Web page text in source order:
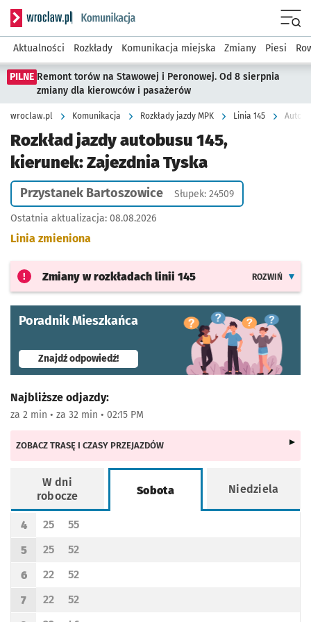
Serwis informacyjny wroclaw.pl podserwis: Komunikacja
Aktualności Rozkłady Komunikacja miejska Zmiany Piesi
PILNE Remont torów na Stawowej i Peronowej. Od 8 sierpnia
zmiany dla kierowców i pasażerów
wroclaw.pl Komunikacja Rozkłady jazdy MPK Linia 145
Rozkład jazdy autobusu 145,
kierunek: Zajezdnia Tyska
Przystanek Bartoszowice Słupek: 24509
Ostatnia aktualizacja: 08.08.2026
Linia zmieniona
Zmiany w rozkładach linii 145 ROZWIŃ
Poradnik Mieszkańca
Znajdź odpowiedź!- otworzy się w nowej karcie
Najbliższe odjazdy:
za 2 min • za 32 min • 02:15 PM
ZOBACZ TRASĘ I CZASY PRZEJAZDÓW
W dni
robocze
Sobota Niedziela
Rozkład jazdy -
Godzina odjazdu
4
Odjazd
25
minut po godzinie 4
Odjazd
55
minut po godzinie 4
Godzina odjazdu
5
Odjazd
25
minut po godzinie 5
Odjazd
52
minut po godzinie 5
Godzina odjazdu
6
Odjazd
22
minut po godzinie 6
Odjazd
52
minut po godzinie 6
Godzina odjazdu
7
Odjazd
22
minut po godzinie 7
Odjazd
52
minut po godzinie 7